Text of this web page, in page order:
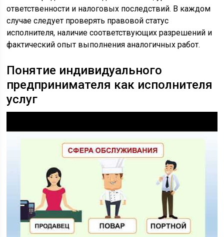
ответственности и налоговых последствий. В каждом
случае следует проверять правовой статус
исполнителя, наличие соответствующих разрешений и
фактический опыт выполнения аналогичных работ.
Понятие индивидуального
предпринимателя как исполнителя
услуг